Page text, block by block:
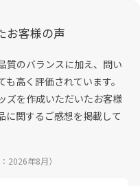
お客様の声
質のバランスに加え、問い
高く評価されています。
ズを作成いただいたお客様
に関するご感想を掲載して
2026年8月）